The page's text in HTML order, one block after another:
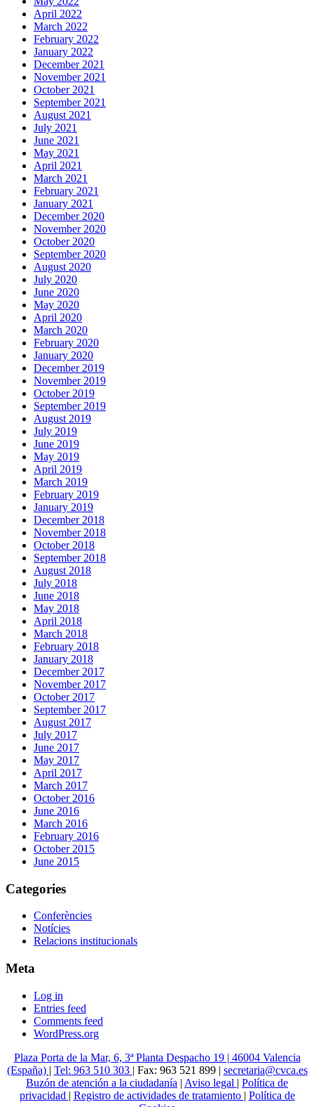
April 2022
March 2022
February 2022
January 2022
December 2021
November 2021
October 2021
September 2021
August 2021
July 2021
June 2021
May 2021
April 2021
March 2021
February 2021
January 2021
December 2020
November 2020
October 2020
September 2020
August 2020
July 2020
June 2020
May 2020
April 2020
March 2020
February 2020
January 2020
December 2019
November 2019
October 2019
September 2019
August 2019
July 2019
June 2019
May 2019
April 2019
March 2019
February 2019
January 2019
December 2018
November 2018
October 2018
September 2018
August 2018
July 2018
June 2018
May 2018
April 2018
March 2018
February 2018
January 2018
December 2017
November 2017
October 2017
September 2017
August 2017
July 2017
June 2017
May 2017
April 2017
March 2017
October 2016
June 2016
March 2016
February 2016
October 2015
June 2015
Categories
Conferències
Notícies
Relacions institucionals
Meta
Log in
Entries feed
Comments feed
WordPress.org
Plaza Porta de la Mar, 6, 3ª Planta Despacho 19 | 46004 Valencia
(España) | Tel: 963 510 303 | Fax: 963 521 899 | secretaria@cvca.es
Buzón de atención a la ciudadanía | Aviso legal | Política de
privacidad | Registro de actividades de tratamiento | Política de